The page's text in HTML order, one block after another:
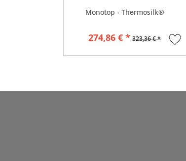
Monotop - Thermosilk®
274,86 € * 323,36 € *